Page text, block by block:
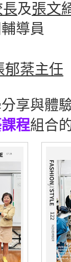
長及張文
導員
郁棻主任
享與體
程組合